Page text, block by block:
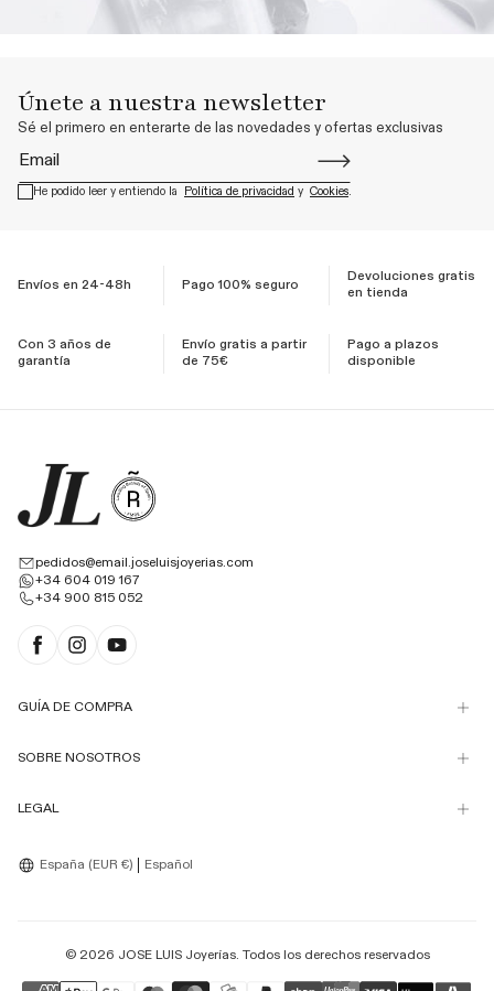
Únete a nuestra newsletter
Sé el primero en enterarte de las novedades y ofertas exclusivas
Email
He podido leer y entiendo la Política de privacidad y Cookies
Envíos en 24-48h Pago 100% seguro
Devoluciones gratis
en tienda
Con 3 años de
garantía
Envío gratis a partir
de 75€
Pago a plazos
disponible
pedidos@email.joseluisjoyerias.com
+34 604 019 167
+34 900 815 052
GUÍA DE COMPRA
SOBRE NOSOTROS
LEGAL
FacebookInstagramYouTube
España (EUR €) Español
© 2026 JOSE LUIS Joyerías. Todos los derechos reservados